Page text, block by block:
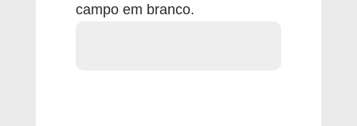
campo em branco.